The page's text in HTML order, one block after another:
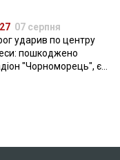
07 серпня
ударив по центру
пошкоджено
"Чорноморець", є